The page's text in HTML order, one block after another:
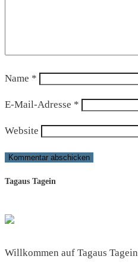
Name *
E-Mail-Adresse *
Website
Tagaus Tagein
Willkommen auf Tagaus Tagein